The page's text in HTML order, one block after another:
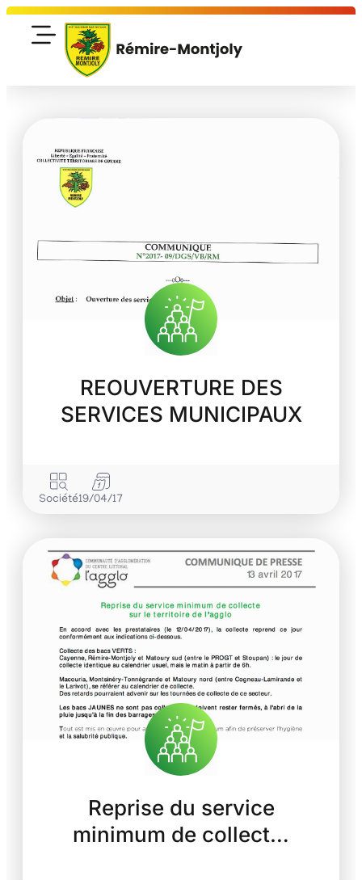
REOUVERTURE DES
SERVICES MUNICIPAUX
Société19/04/17
Reprise du service
minimum de collect…